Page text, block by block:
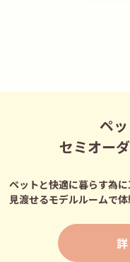
ペ
セミオー
ペットと快適に暮らす為
見渡せるモデルルームで体